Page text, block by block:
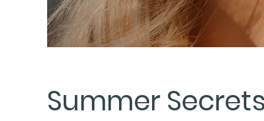
Summer